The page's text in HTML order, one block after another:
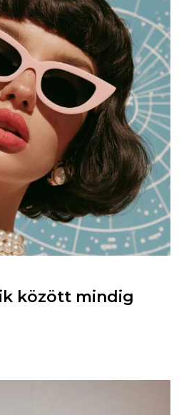
között mindig